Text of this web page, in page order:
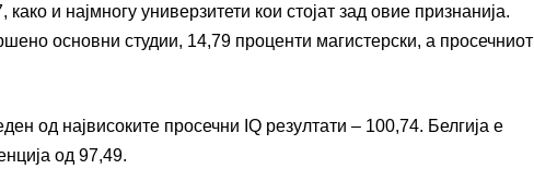
и најмногу универзитети кои стојат зад овие признанија.
основни студии, 14,79 проценти магистерски, а просечниот
од највисоките просечни IQ резултати – 100,74. Белгија е
од 97,49.